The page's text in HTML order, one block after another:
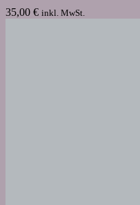
35,00 € inkl. MwSt.